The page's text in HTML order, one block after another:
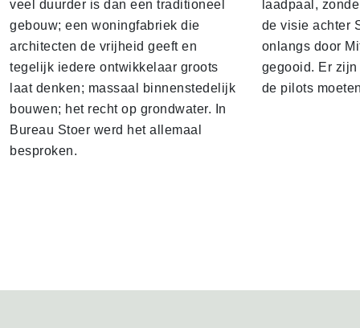
veel duurder is dan een traditioneel
gebouw; een woningfabriek die
architecten de vrijheid geeft en
tegelijk iedere ontwikkelaar groots
laat denken; massaal binnenstedelijk
bouwen; het recht op grondwater. In
Bureau Stoer werd het allemaal
besproken.
laadpaal,
de visie achter
onlangs door
gegooid. Er
de pilots